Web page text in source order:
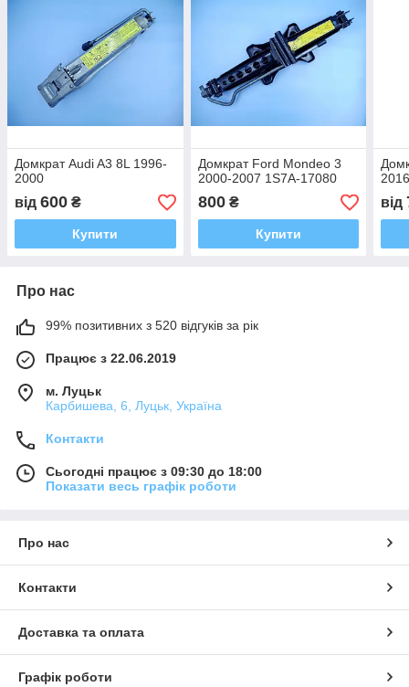
Домкрат Audi A3 8L 1996-
2000
від 600 ₴
Купити
Домкрат Ford Mondeo 3
2000-2007 1S7A-17080
800₴
Купити
від
Про нас
99% позитивних з 520 відгуків за рік
Працює з 22.06.2019
м. Луцьк
Карбишева, 6, Луцьк, Україна
Контакти
Сьогодні працює з 09:30 до 18:00
Показати весь графік роботи
Про нас
Контакти
Доставка та оплата
Графік роботи